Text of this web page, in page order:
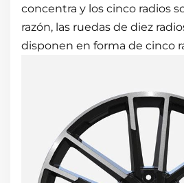
concentra y los cinco radios
razón, las ruedas de diez
disponen en forma de cinco